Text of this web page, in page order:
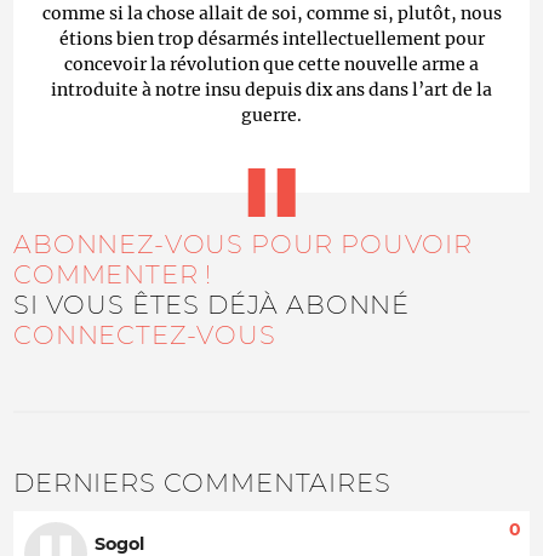
comme si la chose allait de soi, comme si, plutôt, nous
étions bien trop désarmés intellectuellement pour
concevoir la révolution que cette nouvelle arme a
introduite à notre insu depuis dix ans dans l’art de la
guerre.
ABONNEZ-VOUS POUR POUVOIR
COMMENTER !
SI VOUS ÊTES DÉJÀ ABONNÉ
CONNECTEZ-VOUS
DERNIERS COMMENTAIRES
Sogol
0